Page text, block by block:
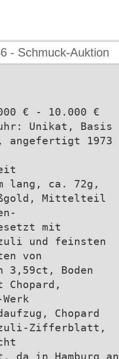
- Schmuck-Auktion
€ - 10.000 €
Unikat, Basis
angefertigt 1973
lang, ca. 72g,
Mittelteil
mit
und feinsten
von
3,59ct, Boden
Chopard
Zifferblatt,
da in Hamburg